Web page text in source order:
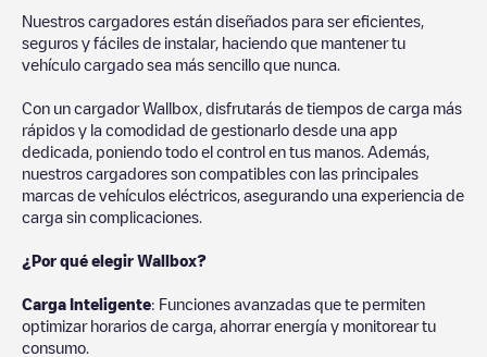
Nuestros cargadores están diseñados para ser eficientes,
seguros y fáciles de instalar, haciendo que mantener tu
vehículo cargado sea más sencillo que nunca.
Con un cargador Wallbox, disfrutarás de tiempos de carga más
rápidos y la comodidad de gestionarlo desde una app
dedicada, poniendo todo el control en tus manos. Además,
nuestros cargadores son compatibles con las principales
marcas de vehículos eléctricos, asegurando una experiencia de
carga sin complicaciones.
¿Por qué elegir Wallbox?
Carga Inteligente: Funciones avanzadas que te permiten
optimizar horarios de carga, ahorrar energía y monitorear tu
consumo.